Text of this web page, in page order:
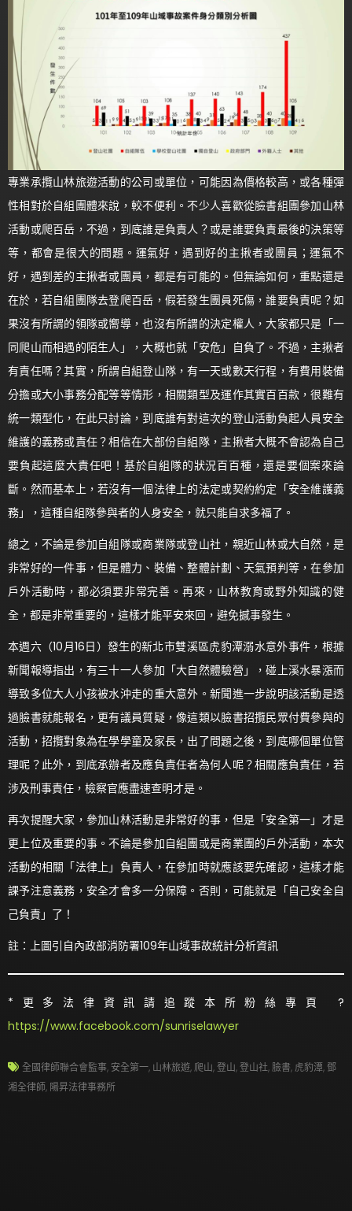
專業承攬山林旅遊活動的公司或單位，可能因為價格較高，或各種彈
性相對於自組團體來說，較不便利。不少人喜歡從臉書組團參加山林
活動或爬百岳，不過，到底誰是負責人？或是誰要負責最後的決策等
等，都會是很大的問題。運氣好，遇到好的主揪者或團員；運氣不
好，遇到差的主揪者或團員，都是有可能的。但無論如何，重點還是
在於，若自組團隊去登爬百岳，假若發生團員死傷，誰要負責呢？如
果沒有所謂的領隊或嚮導，也沒有所謂的決定權人，大家都只是「一
同爬山而相遇的陌生人」，大概也就「安危」自負了。不過，主揪者
有責任嗎？其實，所謂自組登山隊，有一天或數天行程，有費用裝備
分擔或大小事務分配等等情形，相關類型及運作其實百百款，很難有
統一類型化，在此只討論，到底誰有對這次的登山活動負起人員安全
維護的義務或責任？相信在大部份自組隊，主揪者大概不會認為自己
要負起這麼大責任吧！基於自組隊的狀況百百種，還是要個案來論
斷。然而基本上，若沒有一個法律上的法定或契約約定「安全維護義
務」，這種自組隊參與者的人身安全，就只能自求多福了。
總之，不論是參加自組隊或商業隊或登山社，親近山林或大自然，是
非常好的一件事，但是體力、裝備、整體計劃、天氣預判等，在參加
戶外活動時，都必須要非常完善。再來，山林教育或野外知識的健
全，都是非常重要的，這樣才能平安來回，避免撼事發生。
本週六（10月16日）發生的新北市雙溪區虎豹潭溺水意外事件，根據
新聞報導指出，有三十一人參加「大自然體驗營」，碰上溪水暴漲而
導致多位大人小孩被水沖走的重大意外。新聞進一步說明該活動是透
過臉書就能報名，更有議員質疑，像這類以臉書招攬民眾付費參與的
活動，招攬對象為在學學童及家長，出了問題之後，到底哪個單位管
理呢？此外，到底承辦者及應負責任者為何人呢？相關應負責任，若
涉及刑事責任，檢察官應盡速查明才是。
再次提醒大家，參加山林活動是非常好的事，但是「安全第一」才是
更上位及重要的事。不論是參加自組團或是商業團的戶外活動，本次
活動的相關「法律上」負責人，在參加時就應該要先確認，這樣才能
課予注意義務，安全才會多一分保障。否則，可能就是「自己安全自
己負責」了！
註：上圖引自內政部消防署109年山域事故統計分析資訊
*更多法律資訊請追蹤本所粉絲專頁 ?
https://www.facebook.com/sunriselawyer
全國律師聯合會監事, 安全第一, 山林旅遊,爬山,登山,登山社,臉書, 虎豹潭, 鄧
湘全律師, 陽昇法律事務所